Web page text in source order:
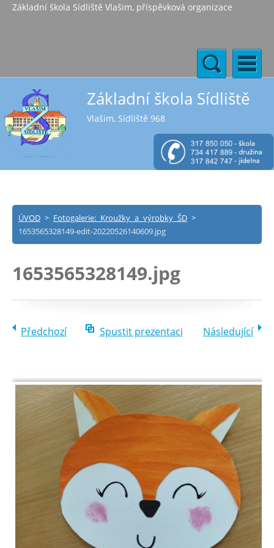
Základní škola Sídliště Vlašim, příspěvková organizace
Základní škola Sídliště
Vlašim, Sídliště 968
ÚVOD > Fotogalerie: Kroužky a výrobky ŠD >
1653565328149-edit-20220526140609.jpg
1653565328149.jpg
Předchozí Spustit prezentaci Následující